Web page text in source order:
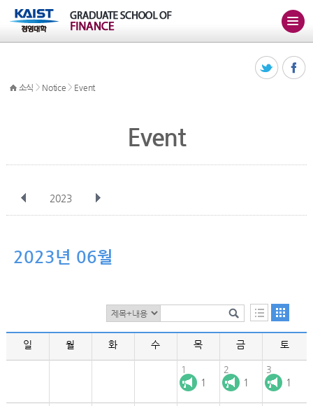
소식 > Notice > Event
Event
2023
12월
2023년 06월
일 월 화 수 목 금 토
1
1
2
1
3
1